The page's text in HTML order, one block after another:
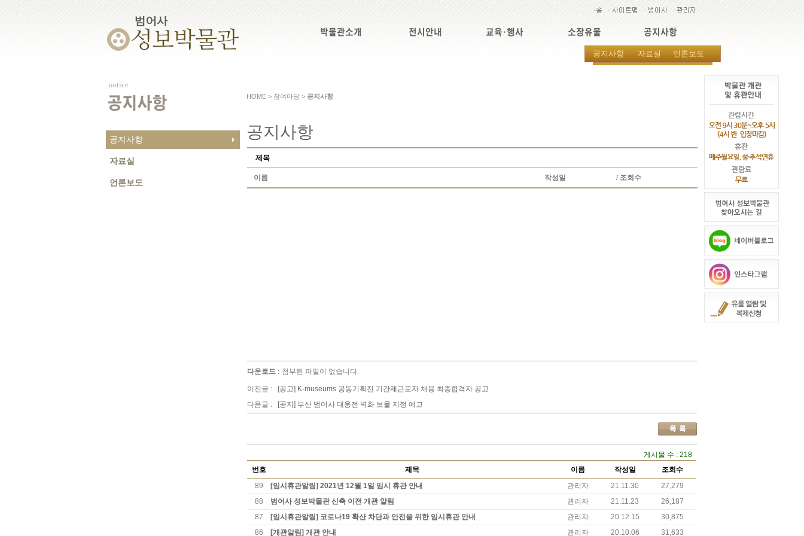
박물관소개 전시안내 교육·행사 소장유물 공지사항
공지사항 자료실 언론보도
notice
공지사항
공지사항
자료실
언론보도
HOME > 참여마당 > 공지사항
공지사항
제목
이름 작성일 / 조회수
다운로드 : 첨부된 파일이 없습니다.
이전글 :
[공고] K-museums 공동기획전 기간제근로자 채용 최종합격자 공고
다음글 :
[공지] 부산 범어사 대웅전 벽화 보물 지정 예고
게시물 수 : 218
번호
제목 이름 작성일
조회수
89
[임시휴관알림] 2021년 12월 1일 임시 휴관 안내 관리자 21.11.30
27,279
88
범어사 성보박물관 신축 이전 개관 알림 관리자 21.11.23
26,187
87
[임시휴관알림] 코로나19 확산 차단과 안전을 위한 임시휴관 안내 관리자 20.12.15
30,875
86
[개관알림] 개관 안내 관리자 20.10.06 31,633